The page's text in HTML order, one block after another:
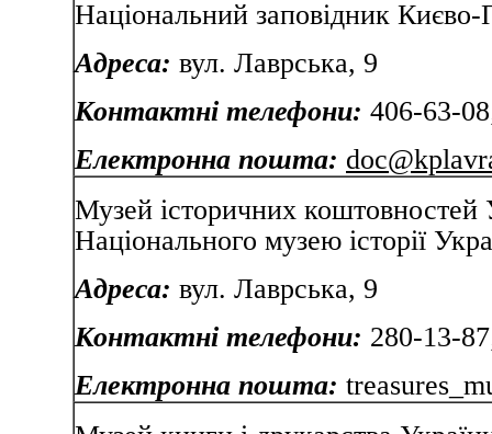
Національний заповідник Києво-
Адреса: вул.
Контактні телефони: 406-63-
Електронна пошта:
Музей історичних коштовностей
Національного музею історії
Адреса: вул.
Контактні телефони: 280-13-
Електронна пошта: